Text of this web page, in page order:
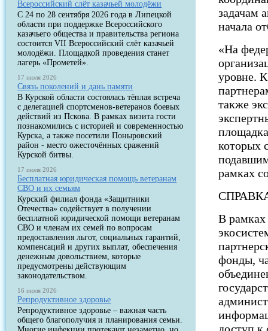
Всероссийский слёт казачьей молодёжи
С 24 по 28 сентября 2026 года в Липецкой
области при поддержке Всероссийского
казачьего общества и правительства региона
состоится VII Всероссийский слёт казачьей
молодёжи. Площадкой проведения станет
лагерь «Прометей».
17 июля 2026
Связь поколений и дань памяти
В Курской области состоялась тёплая встреча
с делегацией спортсменов-ветеранов боевых
действий из Пскова. В рамках визита гости
познакомились с историей и современностью
Курска, а также посетили Поныровский
район - место ожесточённых сражений
Курской битвы.
17 июля 2026
Бесплатная юридическая помощь ветеранам
СВО и их семьям
Курский филиал фонда «Защитники
Отечества» содействует в получении
бесплатной юридической помощи ветеранам
СВО и членам их семей по вопросам
предоставления льгот, социальных гарантий,
компенсаций и других выплат, обеспечения
денежным довольствием, которые
предусмотрены действующим
законодательством.
16 июля 2026
Репродуктивное здоровье
Репродуктивное здоровье – важная часть
общего благополучия и планирования семьи.
задачам
начала
«На
уровне.
также
которых
рамках
В рамках
фонды,